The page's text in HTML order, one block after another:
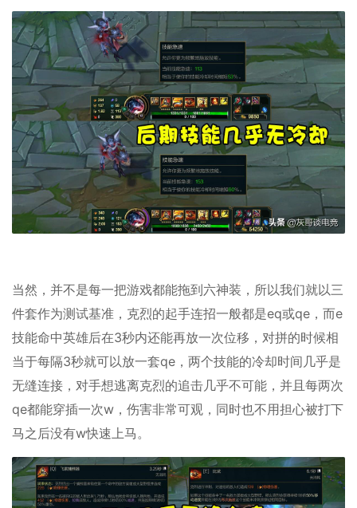
当然，并不是每一把游戏都能拖到六神装，所以我们就以三
件套作为测试基准，克烈的起手连招一般都是eq或qe，而e
技能命中英雄后在3秒内还能再放一次位移，对拼的时候相
当于每隔3秒就可以放一套qe，两个技能的冷却时间几乎是
无缝连接，对手想逃离克烈的追击几乎不可能，并且每两次
qe都能穿插一次w，伤害非常可观，同时也不用担心被打下
马之后没有w快速上马。